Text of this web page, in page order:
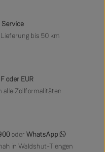
Service
bis 50 km
oder EUR
alle Zollformalitäten
oder WhatsApp
in Waldshut-Tiengen